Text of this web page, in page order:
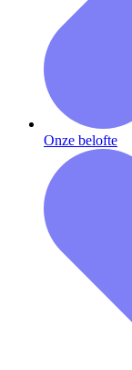
Onze belofte